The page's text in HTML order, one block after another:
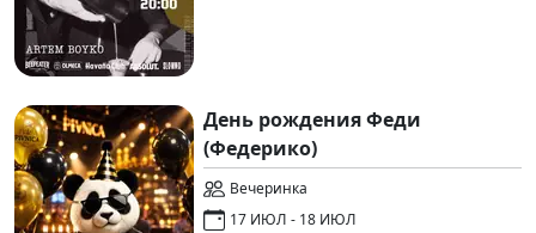
День рождения Феди
(Федерико)
Вечеринка
17 ИЮЛ - 18 ИЮЛ